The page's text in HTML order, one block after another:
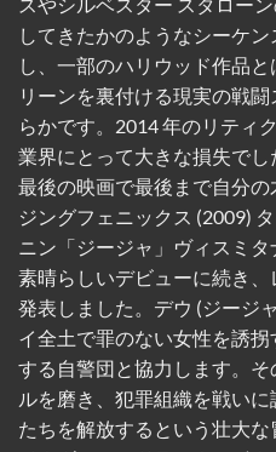
してきたかのようなシーケ
し、一部のハリウッド作品
リーンを裏付ける現実の戦
らかです。2014 年のリティ
業界にとって大きな損失で
最後の映画で最後まで自分
ジングフェニックス (2009)
ニン「ジージャ」ヴィスミ
素晴らしいデビューに続き
発表しました。デウ (ジージ
イ全土で罪のない女性を誘
する自警団と協力します。
ルを磨き、犯罪組織を戦い
たちを解放するという壮大